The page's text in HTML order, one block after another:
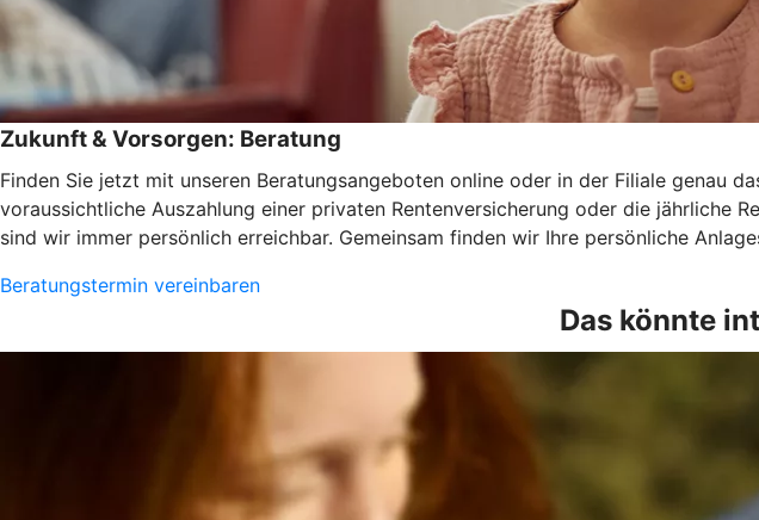
Zukunft & Vorsorgen: Beratung
Finden Sie jetzt mit unseren Beratungsangeboten online oder in der Filiale genau
voraussichtliche Auszahlung einer privaten Rentenversicherung oder die jährliche
sind wir immer persönlich erreichbar. Gemeinsam finden wir Ihre persönliche
Beratungstermin vereinbaren
Das könnte